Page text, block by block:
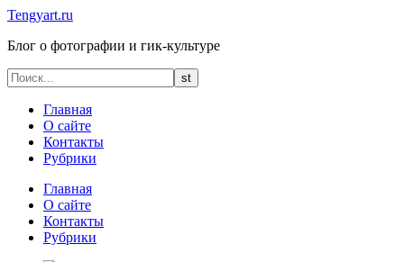
Tengyart.ru
Блог о фотографии и гик-культуре
Главная
О сайте
Контакты
Рубрики
Главная
О сайте
Контакты
Рубрики